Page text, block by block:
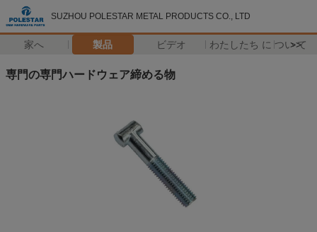
SUZHOU POLESTAR METAL PRODUCTS CO., LTD
家へ 製品 ビデオ わたしたち に つい て
>>
専門の専門ハードウェア締める物